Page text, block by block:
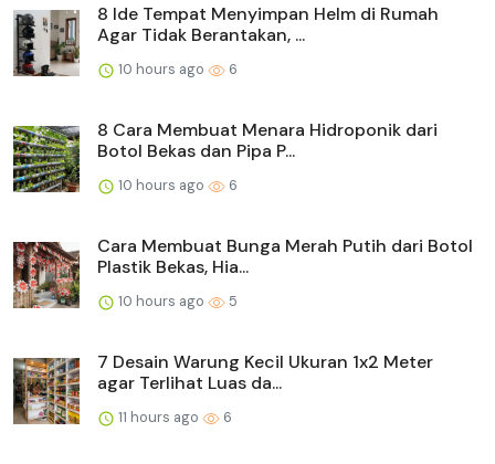
8 Ide Tempat Menyimpan Helm di Rumah
Agar Tidak Berantakan, ...
10 hours ago 6
8 Cara Membuat Menara Hidroponik dari
Botol Bekas dan Pipa P...
10 hours ago 6
Cara Membuat Bunga Merah Putih dari Botol
Plastik Bekas, Hia...
10 hours ago 5
7 Desain Warung Kecil Ukuran 1x2 Meter
agar Terlihat Luas da...
11 hours ago 6